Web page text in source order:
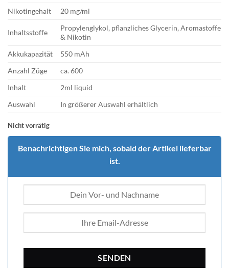
Nikotingehalt
20 mg/ml
Inhaltsstoffe
Propylenglykol, pflanzliches Glycerin, Aromastoffe
& Nikotin
Akkukapazität
550 mAh
Anzahl Züge
ca. 600
Inhalt
2ml liquid
Auswahl
In größerer Auswahl erhältlich
Nicht vorrätig
Benachrichtigen Sie mich, sobald der Artikel lieferbar
ist.